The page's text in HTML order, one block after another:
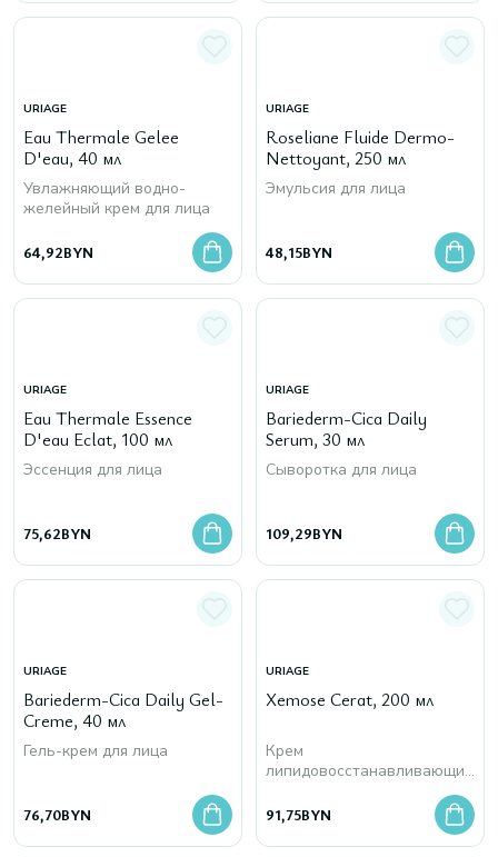
URIAGE
Eau Thermale Gelee
D'eau, 40 мл
Увлажняющий водно-
желейный крем для лица
64,92BYN
URIAGE
Roseliane Fluide Dermo-
Nettoyant, 250 мл
Эмульсия для лица
48,15BYN
URIAGE
Eau Thermale Essence
D'eau Eclat, 100 мл
Эссенция для лица
75,62BYN
URIAGE
Bariederm-Cica Daily
Serum, 30 мл
Сыворотка для лица
109,29BYN
URIAGE
Bariederm-Cica Daily Gel-
Creme, 40 мл
Гель-крем для лица
76,70BYN
URIAGE
Xеmose Cerat, 200 мл
Крем
липидовосстанавливающий
раздражений
91,75BYN